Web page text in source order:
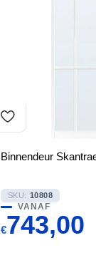
Binnendeur
SKU: 10808
VANAF
€743,00